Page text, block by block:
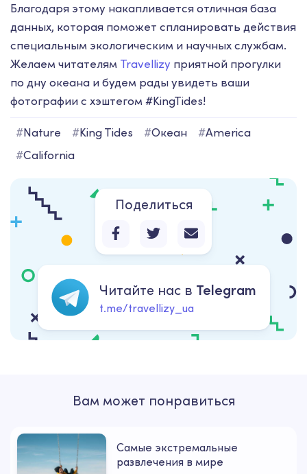
Благодаря этому накапливается отличная база
данных, которая поможет спланировать действия
специальным экологическим и научных службам.
Желаем читателям Travellizy приятной прогулки
по дну океана и будем рады увидеть ваши
фотографии с хэштегом #KingTides!
#Nature #King Tides #Океан #America
#California
Поделиться
Читайте нас в Telegram
t.me/travellizy_ua
Вам может понравиться
Самые экстремальные
развлечения в мире